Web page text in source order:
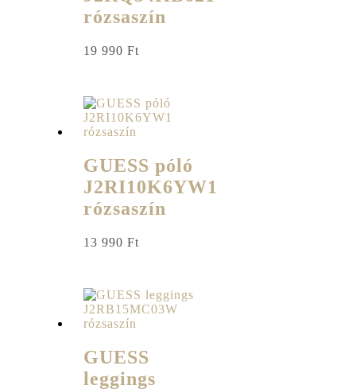
rózsaszín
19 990 Ft
GUESS póló
J2RI10K6YW1
rózsaszín
13 990 Ft
GUESS
leggings